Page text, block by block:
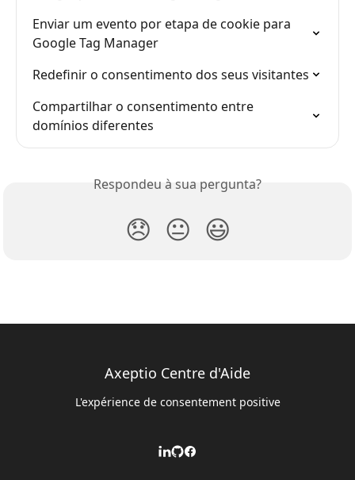
Enviar um evento por etapa de cookie para
Google Tag Manager
Redefinir o consentimento dos seus visitantes
Compartilhar o consentimento entre
domínios diferentes
Respondeu à sua pergunta?
😞 😐 😃
Axeptio Centre d'Aide
L'expérience de consentement positive